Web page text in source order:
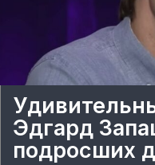
Эдгард
подросших